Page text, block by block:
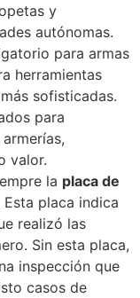
y
autónomas.
para armas
herramientas
sofisticadas.
para
valor.
la placa de
placa indica
realizó las
Sin esta placa,
inspección que
casos de